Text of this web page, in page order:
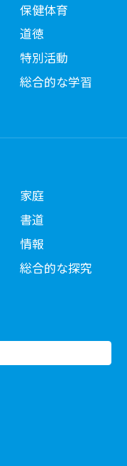
保健体育
道徳
特別活動
総合的な学習
家庭
書道
情報
総合的な探究